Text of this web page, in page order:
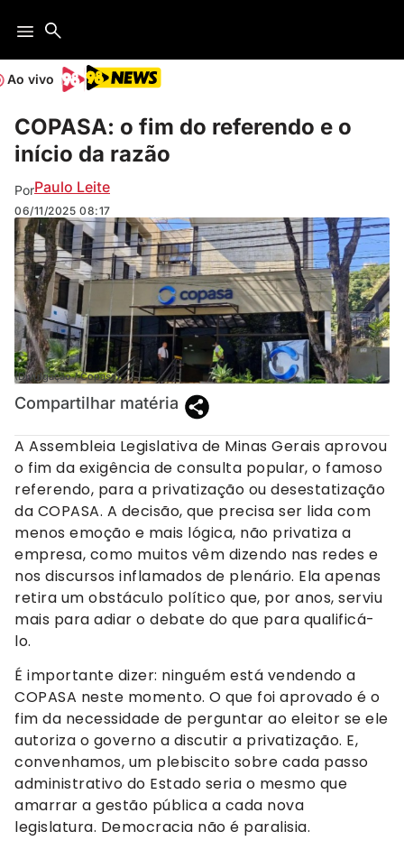
Ao vivo
COPASA: o fim do referendo e o
início da razão
PorPaulo Leite
06/11/2025 08:17
(Divulgação / Copasa)
Compartilhar matéria
A Assembleia Legislativa de Minas Gerais aprovou
o fim da exigência de consulta popular, o famoso
referendo, para a privatização ou desestatização
da COPASA. A decisão, que precisa ser lida com
menos emoção e mais lógica, não privatiza a
empresa, como muitos vêm dizendo nas redes e
nos discursos inflamados de plenário. Ela apenas
retira um obstáculo político que, por anos, serviu
mais para adiar o debate do que para qualificá-
lo.
É importante dizer: ninguém está vendendo a
COPASA neste momento. O que foi aprovado é o
fim da necessidade de perguntar ao eleitor se ele
autoriza o governo a discutir a privatização. E,
convenhamos, um plebiscito sobre cada passo
administrativo do Estado seria o mesmo que
amarrar a gestão pública a cada nova
legislatura. Democracia não é paralisia.